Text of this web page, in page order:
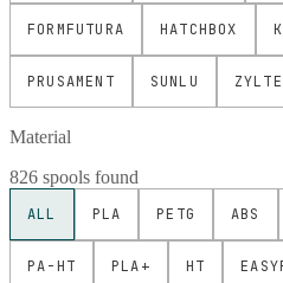
FORMFUTURA HATCHBOX
PRUSAMENT SUNLU
Material
826 spools found
ALL PLA PETG ABS
PA-HT PLA+ HT